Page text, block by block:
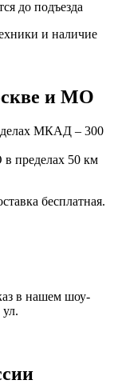
до подъезда
и наличие
и МО
МКАД – 300
пределах 50 км
бесплатная.
в нашем шоу-